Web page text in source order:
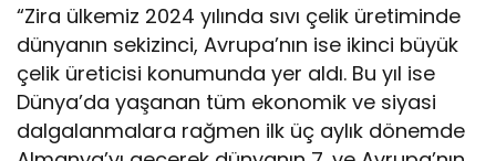
“Zira ülkemiz 2024 yılında sıvı çelik üretiminde
dünyanın sekizinci, Avrupa’nın ise ikinci büyük
çelik üreticisi konumunda yer aldı. Bu yıl ise
Dünya’da yaşanan tüm ekonomik ve siyasi
dalgalanmalara rağmen ilk üç aylık dönemde